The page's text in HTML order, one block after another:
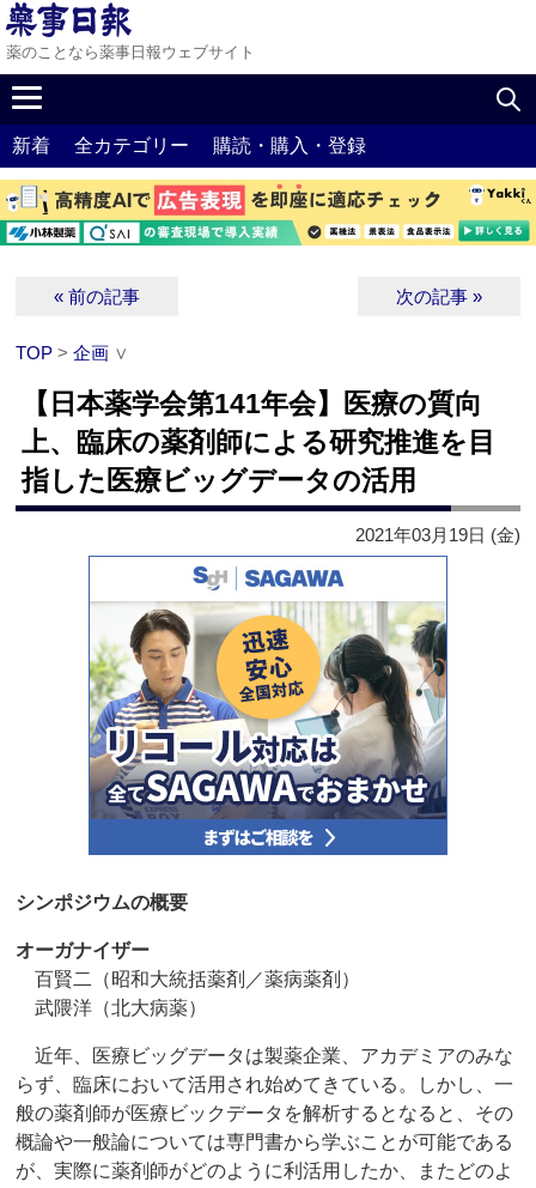
薬のことなら薬事日報ウェブサイト
新着 全カテゴリー 購読・購入・登録
« 前の記事 次の記事 »
TOP >企画 ∨
【日本薬学会第141年会】医療の質向
上、臨床の薬剤師による研究推進を目
指した医療ビッグデータの活用
2021年03月19日 (金)
シンポジウムの概要
オーガナイザー
百賢二（昭和大統括薬剤／薬病薬剤）
武隈洋（北大病薬）
近年、医療ビッグデータは製薬企業、アカデミアのみな
らず、臨床において活用され始めてきている。しかし、一
般の薬剤師が医療ビックデータを解析するとなると、その
概論や⼀般論については専門書から学ぶことが可能である
が、実際に薬剤師がどのように利活用したか、またどのよ